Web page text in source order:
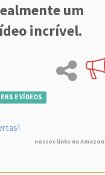
um
incrível.
E VÍDEOS
nossos links na Amazon